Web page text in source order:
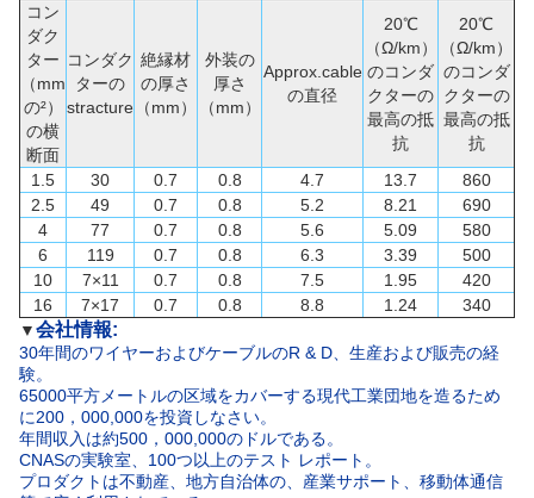
コン
ダク
ター
（mm
の²）
の横
断面
コンダク
ターの
stracture
絶縁材
の厚さ
（mm）
外装の
厚さ
（mm）
Approx.cable
の直径
20℃
（Ω/km）
のコンダ
クターの
最高の抵
抗
20℃
（Ω/km）
のコンダ
クターの
最高の抵
抗
1.5
30 0.7 0.8 4.7 13.7
860
2.5
49 0.7 0.8 5.2 8.21
690
4
77 0.7 0.8 5.6 5.09
580
6
119 0.7 0.8 6.3 3.39
500
10
7×11 0.7 0.8 7.5 1.95
420
16
7×17 0.7 0.8 8.8 1.24
340
▼会社情報:
30年間のワイヤーおよびケーブルのR & D、生産および販売の経
験。
65000平方メートルの区域をカバーする現代工業団地を造るため
に200，000,000を投資しなさい。
年間収入は約500，000,000のドルである。
CNASの実験室、100つ以上のテスト レポート。
プロダクトは不動産、地方自治体の、産業サポート、移動体通信